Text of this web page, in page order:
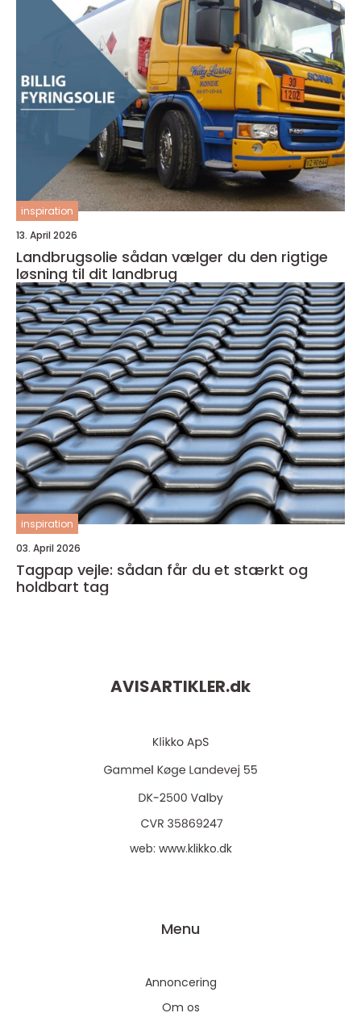
inspiration
13. April 2026
Landbrugsolie sådan vælger du den rigtige
løsning til dit landbrug
inspiration
03. April 2026
Tagpap vejle: sådan får du et stærkt og
holdbart tag
AVISARTIKLER.dk
web: www.klikko.dk
Menu
Annoncering
Om os